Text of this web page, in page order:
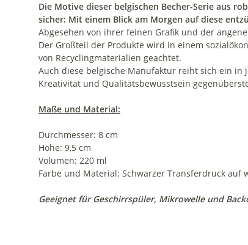
Die Motive dieser belgischen Becher-Serie aus
sicher: Mit einem Blick am Morgen auf diese
Abgesehen von ihrer feinen Grafik und der
Der Großteil der Produkte wird in einem
von Recyclingmaterialien geachtet.
Auch diese belgische Manufaktur reiht sich ein in
Kreativität und Qualitätsbewusstsein
Maße und Material:
Durchmesser: 8 cm
Höhe: 9,5 cm
Volumen: 220 ml
Farbe und Material: Schwarzer Transferdruck auf
Geeignet für Geschirrspüler, Mikrowelle und